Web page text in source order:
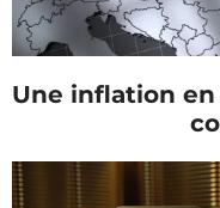
Une inflation